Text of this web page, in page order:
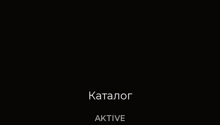
Каталог
AKTIVE